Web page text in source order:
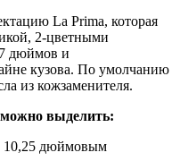
La Prima, которая
2-цветными
дюймов и
кузова. По умолчанию
из кожзаменителя.
выделить:
10,25 дюймовым